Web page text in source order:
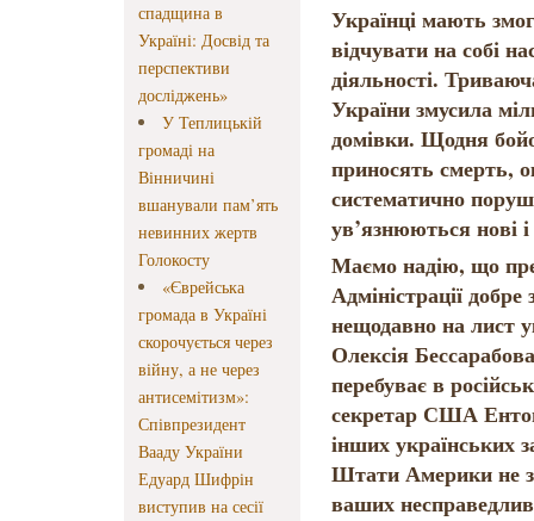
спадщина в
Україні: Досвід та
перспективи
досліджень»
У Теплицькій
громаді на
Вінничині
вшанували пам’ять
невинних жертв
Голокосту
«Єврейська
громада в Україні
скорочується через
війну, а не через
антисемітизм»:
Співпрезидент
Вааду України
Едуард Шифрін
виступив на сесії
Українці мають
відчувати на собі
діяльності.
України змусила
домівки. Щодня
приносять смерть,
систематично
ув’язнюються нові
Маємо надію, що
Адміністрації
нещодавно на лист
Олексія
перебуває в
секретар США
інших українських
Штати Америки не
ваших